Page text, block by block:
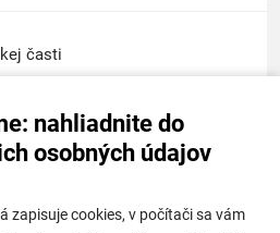
nahliadnite do
osobných údajov
zapisuje cookies, v počítači sa vám
časti
úradu